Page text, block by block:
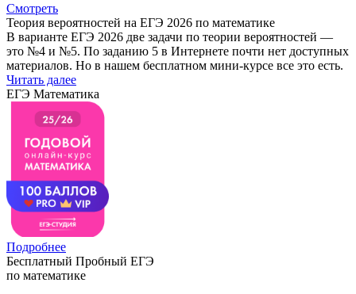
Смотреть
Теория вероятностей на ЕГЭ 2026 по математике
В варианте ЕГЭ 2026 две задачи по теории вероятностей —
это №4 и №5. По заданию 5 в Интернете почти нет доступных
материалов. Но в нашем бесплатном мини-курсе все это есть.
Читать далее
ЕГЭ Математика
Подробнее
Бесплатный Пробный ЕГЭ
по математике